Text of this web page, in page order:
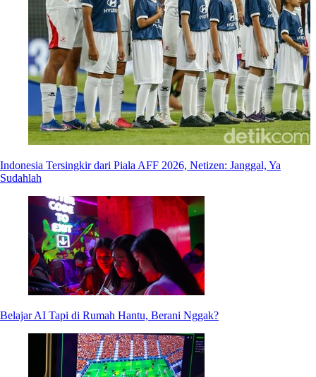
Indonesia Tersingkir dari Piala AFF 2026, Netizen: Janggal, Ya
Sudahlah
Belajar AI Tapi di Rumah Hantu, Berani Nggak?